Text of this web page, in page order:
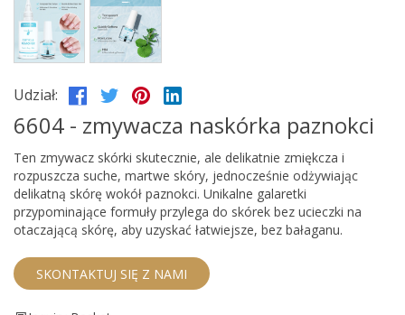
Udział:
6604 - zmywacza naskórka paznokci
Ten zmywacz skórki skutecznie, ale delikatnie zmiękcza i
rozpuszcza suche, martwe skóry, jednocześnie odżywiając
delikatną skórę wokół paznokci. Unikalne galaretki
przypominające formuły przylega do skórek bez ucieczki na
otaczającą skórę, aby uzyskać łatwiejsze, bez bałaganu.
SKONTAKTUJ SIĘ Z NAMI